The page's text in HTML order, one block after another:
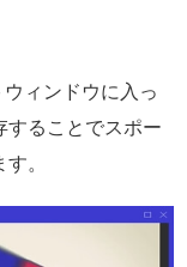
ィンドウに入っ
することでスポー
。